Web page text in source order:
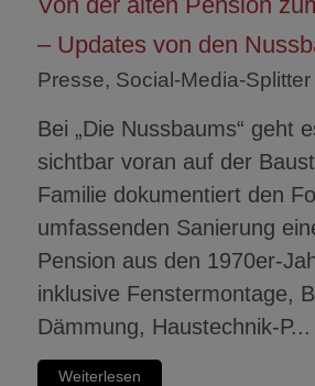
– Updates von den
Presse, Social-Media-Splitter
Bei „Die Nussbaums“ geht
sichtbar voran auf der
Familie dokumentiert den
umfassenden Sanierung
Pension aus den
inklusive Fenstermontage,
Dämmung, Haustechnik‑P...
Weiterlesen